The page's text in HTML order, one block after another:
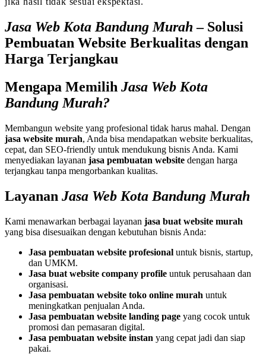
Jasa Web Kota Bandung Murah – Solusi
Pembuatan Website Berkualitas dengan
Harga Terjangkau
Mengapa Memilih Jasa Web Kota
Bandung Murah?
Membangun website yang profesional tidak harus mahal. Dengan
jasa website murah, Anda bisa mendapatkan website berkualitas,
cepat, dan SEO-friendly untuk mendukung bisnis Anda. Kami
menyediakan layanan jasa pembuatan website dengan harga
terjangkau tanpa mengorbankan kualitas.
Layanan Jasa Web Kota Bandung Murah
Kami menawarkan berbagai layanan jasa buat website murah
yang bisa disesuaikan dengan kebutuhan bisnis Anda:
Jasa pembuatan website profesional untuk bisnis, startup,
dan UMKM.
Jasa buat website company profile untuk perusahaan dan
organisasi.
Jasa pembuatan website toko online murah untuk
meningkatkan penjualan Anda.
Jasa pembuatan website landing page yang cocok untuk
promosi dan pemasaran digital.
Jasa pembuatan website instan yang cepat jadi dan siap
pakai.